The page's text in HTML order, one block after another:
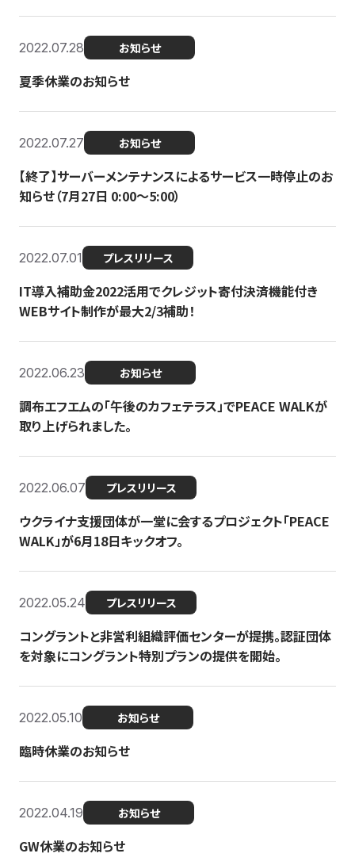
2022.07.28 お知らせ
夏季休業のお知らせ
2022.07.27 お知らせ
【終了】サーバーメンテナンスによるサービス一時停止のお
知らせ（7月27日 0:00〜5:00）
2022.07.01 プレスリリース
IT導入補助金2022活用でクレジット寄付決済機能付き
WEBサイト制作が最大2/3補助！
2022.06.23 お知らせ
調布エフエムの「午後のカフェテラス」でPEACE WALKが
取り上げられました。
2022.06.07 プレスリリース
ウクライナ支援団体が一堂に会するプロジェクト「PEACE
WALK」が6月18日キックオフ。
2022.05.24 プレスリリース
コングラントと非営利組織評価センターが提携。認証団体
を対象にコングラント特別プランの提供を開始。
2022.05.10 お知らせ
臨時休業のお知らせ
2022.04.19 お知らせ
GW休業のお知らせ